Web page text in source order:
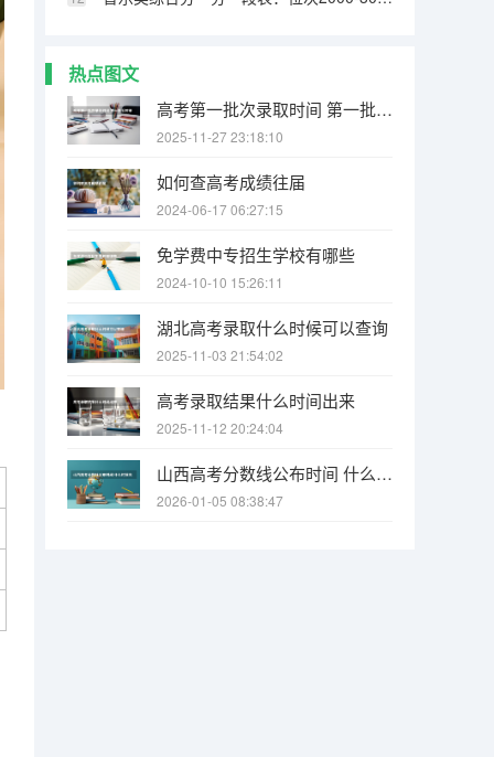
热点图文
高考第一批次录取时间 第一批军校录取时间
2025-11-27 23:18:10
如何查高考成绩往届
2024-06-17 06:27:15
免学费中专招生学校有哪些
2024-10-10 15:26:11
湖北高考录取什么时候可以查询
2025-11-03 21:54:02
高考录取结果什么时间出来
2025-11-12 20:24:04
山西高考分数线公布时间 什么时候出
2026-01-05 08:38:47